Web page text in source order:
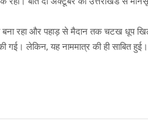
रहा और पहाड़ से मैदान तक चटख धूप
गई। लेकिन, यह नाममात्र की ही साबित